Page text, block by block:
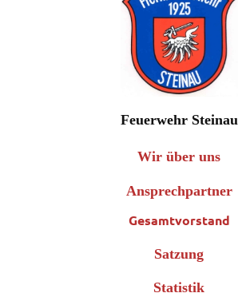
Feuerwehr Steinau
Wir über uns
Ansprechpartner
Gesamtvorstand
Satzung
Statistik